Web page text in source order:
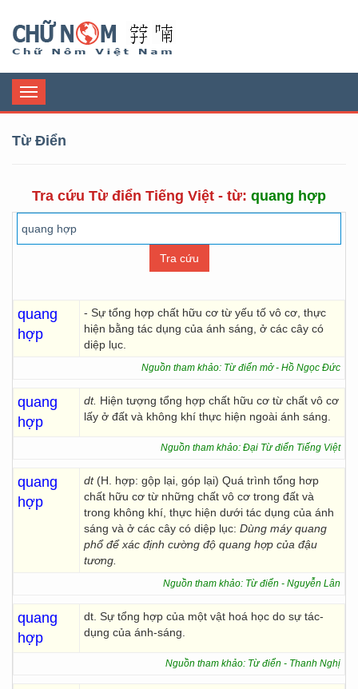
Toggle
navigation
Từ Điển
Tra cứu Từ điển Tiếng Việt - từ: quang hợp
quang
hợp
- Sự tổng hợp chất hữu cơ từ yếu tố vô cơ, thực
hiện bằng tác dụng của ánh sáng, ở các cây có
diệp lục.
Nguồn tham khảo: Từ điển mở - Hồ Ngọc Đức
quang
hợp
dt. Hiện tượng tổng hợp chất hữu cơ từ chất vô cơ
lấy ở đất và không khí thực hiện ngoài ánh sáng.
Nguồn tham khảo: Đại Từ điển Tiếng Việt
quang
hợp
dt (H. hợp: gộp lại, góp lại) Quá trình tổng hơp
chất hữu cơ từ những chất vô cơ trong đất và
trong không khí, thực hiện dưới tác dụng của ánh
sáng và ở các cây có diệp lục: Dùng máy quang
phổ để xác định cường độ quang hợp của đậu
tương.
Nguồn tham khảo: Từ điển - Nguyễn Lân
quang
hợp
dt. Sự tổng hợp của một vật hoá học do sự tác-
dụng của ánh-sáng.
Nguồn tham khảo: Từ điển - Thanh Nghị